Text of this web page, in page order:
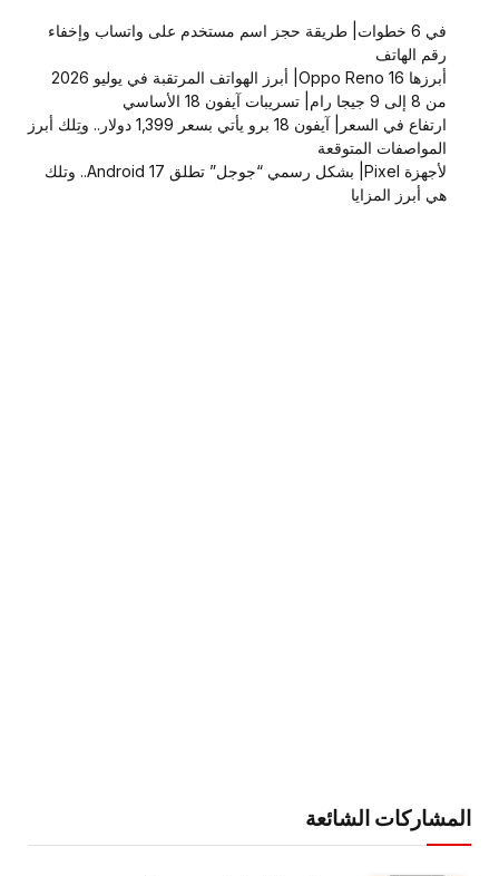
في 6 خطوات| طريقة حجز اسم مستخدم على واتساب وإخفاء
رقم الهاتف
أبرزها Oppo Reno 16| أبرز الهواتف المرتقبة في يوليو 2026
من 8 إلى 9 جيجا رام| تسريبات آيفون 18 الأساسي
ارتفاع في السعر| آيفون 18 برو يأتي بسعر 1,399 دولار.. وتِلك أبرز
المواصفات المتوقعة
لأجهزة Pixel| بشكل رسمي “جوجل” تطلق Android 17.. وتلك
هي أبرز المزايا
المشاركات الشائعة